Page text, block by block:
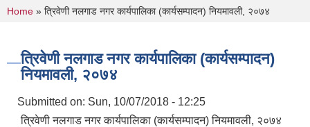
You are here
Home » त्रिवेणी नलगाड नगर कार्यपालिका (कार्यसम्पादन) नियमावली, २०७४
त्रिवेणी नलगाड नगर कार्यपालिका (कार्यसम्पादन)
नियमावली, २०७४
Submitted on: Sun, 10/07/2018 - 12:25
त्रिवेणी नलगाड नगर कार्यपालिका (कार्यसम्पादन) नियमावली, २०७४